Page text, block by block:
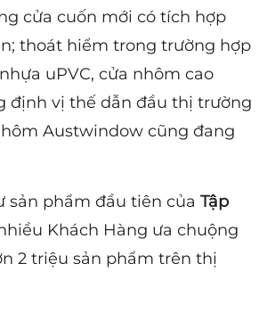
cửa cuốn mới có tích hợp
thoát hiểm trong trường hợp
uPVC, cửa nhôm cao
định vị thế dẫn đầu thị trường
Austwindow cũng đang
phẩm đầu tiên của Tập
Khách Hàng ưa chuộng
2 triệu sản phẩm trên thị